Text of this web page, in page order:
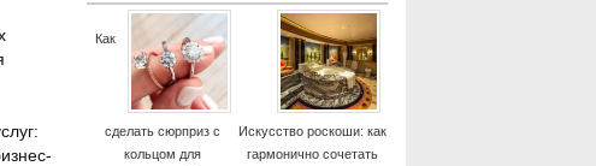
Как
сделать сюрприз с
кольцом для
Искусство роскоши: как
гармонично сочетать